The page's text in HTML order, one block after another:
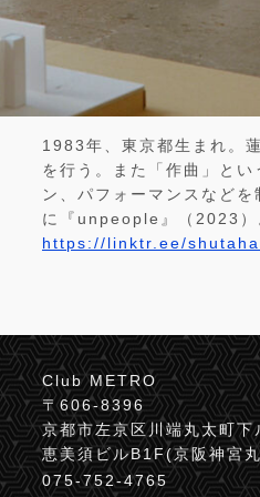
1983年、東京都生まれ。
を行う。また「作曲」と
ン、パフォーマンスなど
に『unpeople』（2023）
https://linktr.ee/
Club METRO
〒606-8396
京都市左京区川端丸太町
恵美須ビルB1F(京阪神宮
075-752-4765